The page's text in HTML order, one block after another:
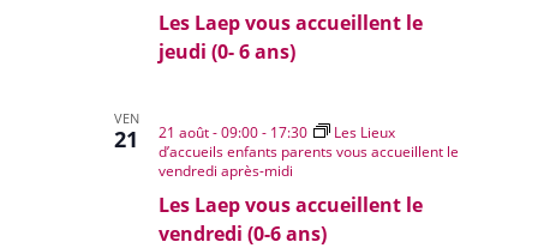
Les Laep vous accueillent le
jeudi (0- 6 ans)
VEN
21
Les Laep vous accueillent le
vendredi (0-6 ans)
21 août - 09:00- 17:30
Les Lieux
d’accueils enfants parents vous accueillent le
vendredi après-midi